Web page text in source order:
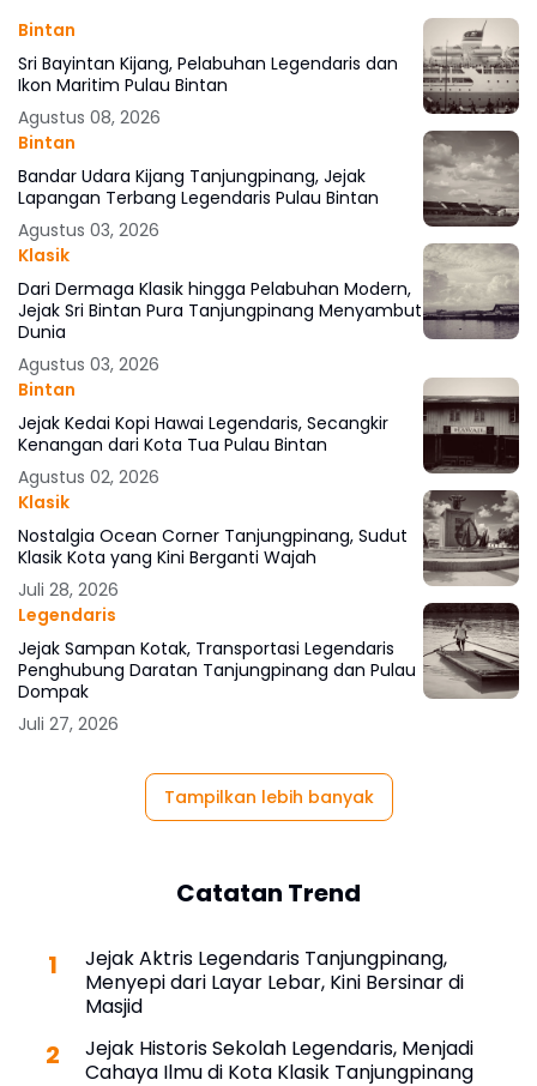
Bintan
Sri Bayintan Kijang, Pelabuhan Legendaris dan
Ikon Maritim Pulau Bintan
Agustus 08, 2026
Bintan
Bandar Udara Kijang Tanjungpinang, Jejak
Lapangan Terbang Legendaris Pulau Bintan
Agustus 03, 2026
Klasik
Dari Dermaga Klasik hingga Pelabuhan Modern,
Jejak Sri Bintan Pura Tanjungpinang Menyambut
Dunia
Agustus 03, 2026
Bintan
Jejak Kedai Kopi Hawai Legendaris, Secangkir
Kenangan dari Kota Tua Pulau Bintan
Agustus 02, 2026
Klasik
Nostalgia Ocean Corner Tanjungpinang, Sudut
Klasik Kota yang Kini Berganti Wajah
Juli 28, 2026
Legendaris
Jejak Sampan Kotak, Transportasi Legendaris
Penghubung Daratan Tanjungpinang dan Pulau
Dompak
Juli 27, 2026
Tampilkan lebih banyak
Catatan Trend
Jejak Aktris Legendaris Tanjungpinang,
Menyepi dari Layar Lebar, Kini Bersinar di
Masjid
Jejak Historis Sekolah Legendaris, Menjadi
Cahaya Ilmu di Kota Klasik Tanjungpinang